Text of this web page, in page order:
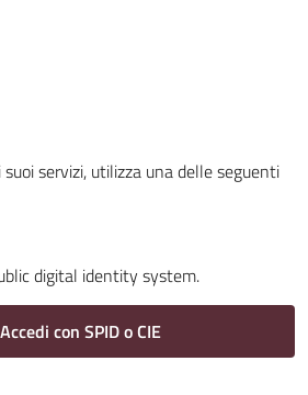
servizi, utilizza una delle seguenti
digital identity system.
Accedi con SPID o CIE